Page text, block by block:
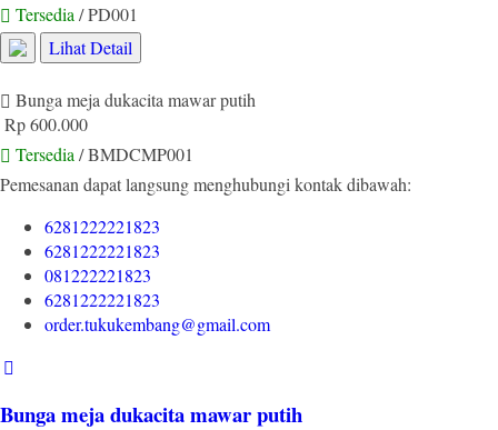
Tersedia / PD001
Lihat Detail
Bunga meja dukacita mawar putih
Rp 600.000
Tersedia / BMDCMP001
Pemesanan dapat langsung menghubungi kontak dibawah:
6281222221823
6281222221823
081222221823
6281222221823
order.tukukembang@gmail.com
Bunga meja dukacita mawar putih